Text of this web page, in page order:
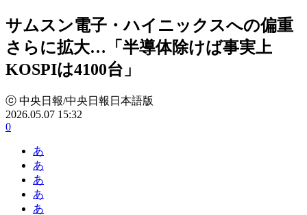
サムスン電子・ハイニックスへの偏重
さらに拡大…「半導体除けば事実上
KOSPIは4100台」
ⓒ 中央日報/中央日報日本語版
2026.05.07 15:32
0
あ
あ
あ
あ
あ